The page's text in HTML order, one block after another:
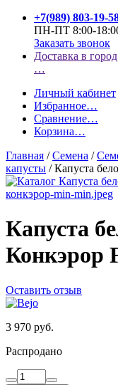
+7(989) 803-19-
ПН-ПТ 8:00-
Заказать звонок
Доставка в
…
Личный кабинет
Избранное…
Сравнение…
Корзина…
Главная /Семена /
капусты /Капуста
Капуста
Конкэрор
Оставить отзыв
3 970 руб.
Распродано